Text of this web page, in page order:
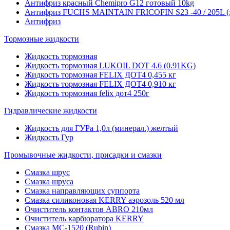
Антифриз красный Chemipro G12 готовый 10kg
Антифриз FUCHS MAINTAIN FRICOFIN S23 -40 / 205L
Антифриз
Тормозные жидкости
Жидкость тормозная
Жидкость тормозная LUKOIL DOT 4.6 (0.91KG)
Жидкость тормозная FELIX ДОТ4 0,455 кг
Жидкость тормозная FELIX ДОТ4 0,910 кг
Жидкость тормозная felix дот4 250г
Гидравлические жидкости
Жидкость для ГУРа 1,0л (минерал.) желтый
Жидкость Гур
Промывочные жидкости, присадки и смазки
Смазка шрус
Смазка шруса
Смазка направляющих суппорта
Смазка силиконовая KERRY аэрозоль 520 мл
Очиститель контактов ABRO 210мл
Очиститель карбюратора KERRY
Смазка МС-1520 (Rubin)